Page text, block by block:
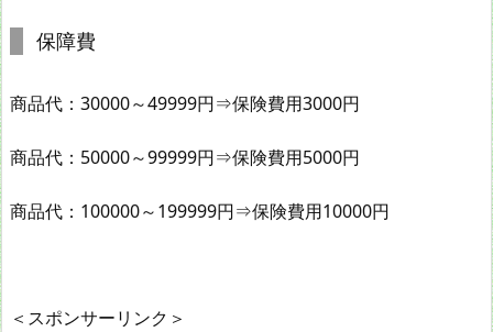
保障費
商品代：30000～49999円⇒保険費用3000円
商品代：50000～99999円⇒保険費用5000円
商品代：100000～199999円⇒保険費用10000円
＜スポンサーリンク＞